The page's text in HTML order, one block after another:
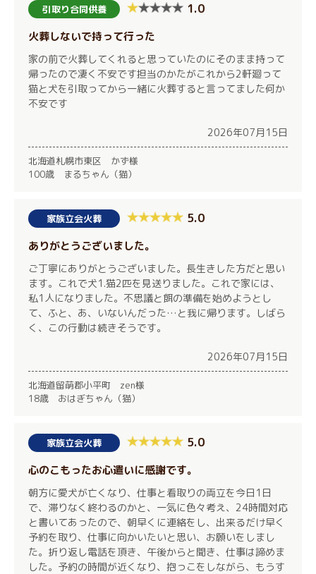
引取り合同供養 1.0
火葬しないで持って行った
家の前で火葬してくれると思っていたのにそのまま持って
帰ったので凄く不安です担当のかたがこれから2軒廻って
猫と犬を引取ってから一緒に火葬すると言ってました何か
不安です
2026年07月15日
北海道札幌市東区 かず様
100歳 まるちゃん（猫）
家族立会火葬 5.0
ありがとうございました。
ご丁寧にありがとうございました。長生きした方だと思い
ます。これで犬1.猫2匹を見送りました。これで家には、
私1人になりました。不思議と餌の準備を始めようとし
て、ふと、あ、いないんだった…と我に帰ります。しばら
く、この行動は続きそうです。
2026年07月15日
北海道留萌郡小平町 zen様
18歳 おはぎちゃん（猫）
家族立会火葬 5.0
心のこもったお心遣いに感謝です。
朝方に愛犬が亡くなり、仕事と看取りの両立を今日1日
で、滞りなく終わるのかと、一気に色々考え、24時間対応
と書いてあったので、朝早くに連絡をし、出来るだけ早く
予約を取り、仕事に向かいたいと思い、お願いをしまし
た。折り返し電話を頂き、午後からと聞き、仕事は諦めま
した。予約の時間が近くなり、抱っこをしながら、もうす